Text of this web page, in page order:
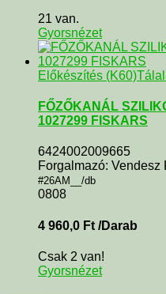
21 van.
Gyorsnézet
Előkészítés (K60)
FŐZŐKANÁL
1027299 FISKARS
6424002009665
Forgalmazó:
#26AM__/db
0808
4 960,0 Ft /Darab
Csak 2 van!
Gyorsnézet